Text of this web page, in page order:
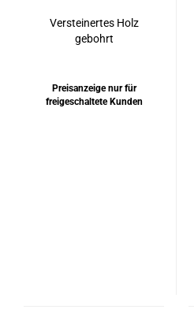
Versteinertes Holz
gebohrt
Preisanzeige nur für
freigeschaltete Kunden